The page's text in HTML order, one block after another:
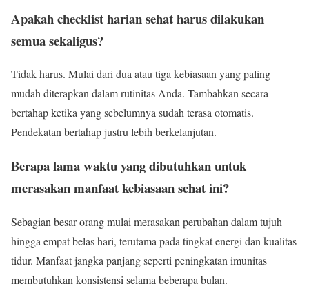
Apakah checklist harian sehat harus dilakukan
semua sekaligus?
Tidak harus. Mulai dari dua atau tiga kebiasaan yang paling
mudah diterapkan dalam rutinitas Anda. Tambahkan secara
bertahap ketika yang sebelumnya sudah terasa otomatis.
Pendekatan bertahap justru lebih berkelanjutan.
Berapa lama waktu yang dibutuhkan untuk
merasakan manfaat kebiasaan sehat ini?
Sebagian besar orang mulai merasakan perubahan dalam tujuh
hingga empat belas hari, terutama pada tingkat energi dan kualitas
tidur. Manfaat jangka panjang seperti peningkatan imunitas
membutuhkan konsistensi selama beberapa bulan.